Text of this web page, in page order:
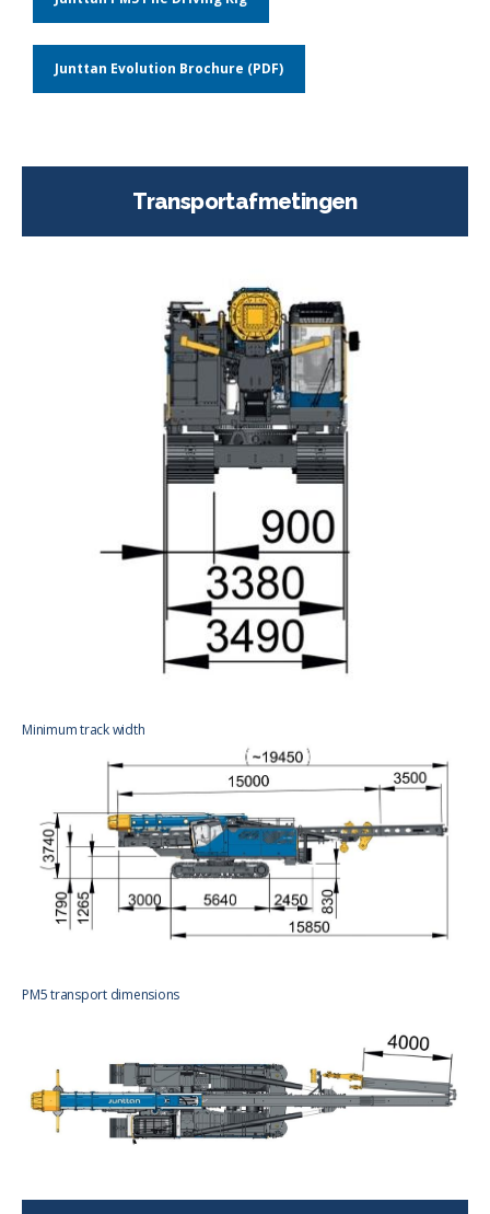
Junttan Evolution Brochure (PDF)
Transportafmetingen
Minimum track width
PM5 transport dimensions